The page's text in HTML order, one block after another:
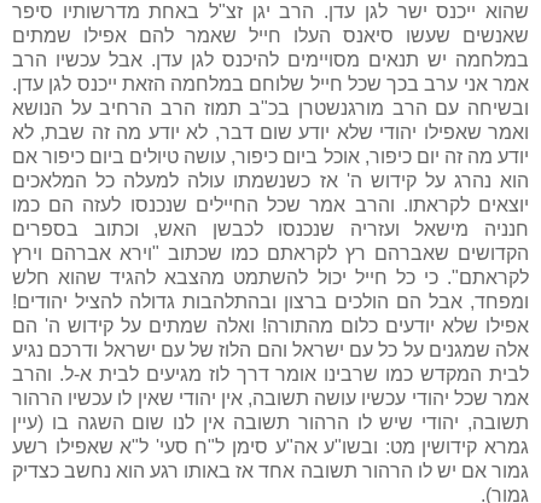
שהוא ייכנס ישר לגן עדן. הרב יגן זצ"ל באחת מדרשותיו סיפר
שאנשים שעשו סיאנס העלו חייל שאמר להם אפילו שמתים
במלחמה יש תנאים מסויימים להיכנס לגן עדן. אבל עכשיו הרב
אמר אני ערב בכך שכל חייל שלוחם במלחמה הזאת ייכנס לגן עדן.
ובשיחה עם הרב מורגנשטרן בכ"ב תמוז הרב הרחיב על הנושא
ואמר שאפילו יהודי שלא יודע שום דבר, לא יודע מה זה שבת, לא
יודע מה זה יום כיפור, אוכל ביום כיפור, עושה טיולים ביום כיפור אם
הוא נהרג על קידוש ה' אז כשנשמתו עולה למעלה כל המלאכים
יוצאים לקראתו. והרב אמר שכל החיילים שנכנסו לעזה הם כמו
חנניה מישאל ועזריה שנכנסו לכבשן האש, וכתוב בספרים
הקדושים שאברהם רץ לקראתם כמו שכתוב "וירא אברהם וירץ
לקראתם". כי כל חייל יכול להשתמט מהצבא להגיד שהוא חלש
ומפחד, אבל הם הולכים ברצון ובהתלהבות גדולה להציל יהודים!
אפילו שלא יודעים כלום מהתורה! ואלה שמתים על קידוש ה' הם
אלה שמגנים על כל עם ישראל והם הלוז של עם ישראל ודרכם נגיע
לבית המקדש כמו שרבינו אומר דרך לוז מגיעים לבית א-ל. והרב
אמר שכל יהודי עכשיו עושה תשובה, אין יהודי שאין לו עכשיו הרהור
תשובה, יהודי שיש לו הרהור תשובה אין לנו שום השגה בו (עיין
גמרא קידושין מט: ובשו"ע אה"ע סימן ל"ח סעי' ל"א שאפילו רשע
גמור אם יש לו הרהור תשובה אחד אז באותו רגע הוא נחשב כצדיק
גמור).